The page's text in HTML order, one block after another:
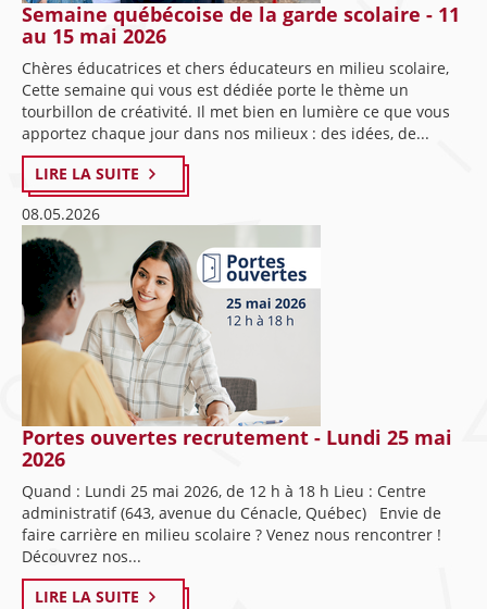
Semaine québécoise de la garde scolaire - 11
au 15 mai 2026
Chères éducatrices et chers éducateurs en milieu scolaire,
Cette semaine qui vous est dédiée porte le thème un
tourbillon de créativité. Il met bien en lumière ce que vous
apportez chaque jour dans nos milieux : des idées, de...
LIRE LA SUITE
08.05.2026
Portes ouvertes recrutement - Lundi 25 mai
2026
Quand : Lundi 25 mai 2026, de 12 h à 18 h Lieu : Centre
administratif (643, avenue du Cénacle, Québec) Envie de
faire carrière en milieu scolaire ? Venez nous rencontrer !
Découvrez nos...
LIRE LA SUITE